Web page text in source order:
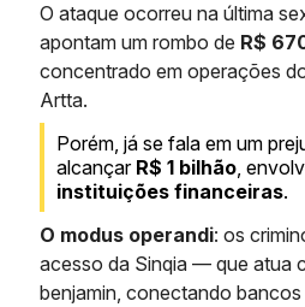
O ataque ocorreu na última
apontam um rombo de R$
concentrado em operações
Artta.
Porém, já se fala em um
alcançar R$ 1 bilhão,
instituições financeiras.
O modus operandi: os
acesso da Sinqia — que atua
benjamin, conectando